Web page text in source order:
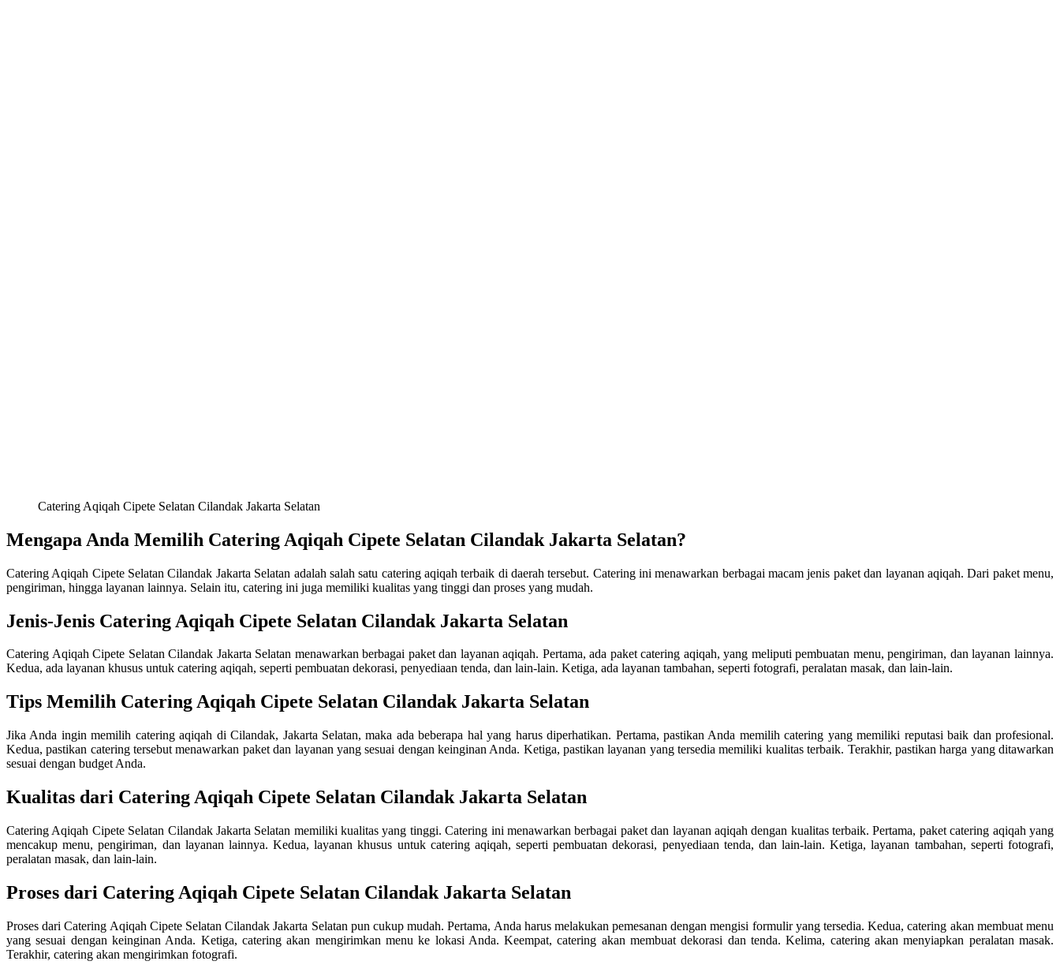
Catering Aqiqah Cipete Selatan Cilandak Jakarta Selatan
Mengapa Anda Memilih Catering Aqiqah Cipete Selatan Cilandak Jakarta Selatan?
Catering Aqiqah Cipete Selatan Cilandak Jakarta Selatan adalah salah satu catering aqiqah terbaik di daerah tersebut. Catering ini menawarkan berbagai macam jenis paket dan layanan aqiqah. Dari paket menu,
pengiriman, hingga layanan lainnya. Selain itu, catering ini juga memiliki kualitas yang tinggi dan proses yang mudah.
Jenis-Jenis Catering Aqiqah Cipete Selatan Cilandak Jakarta Selatan
Catering Aqiqah Cipete Selatan Cilandak Jakarta Selatan menawarkan berbagai paket dan layanan aqiqah. Pertama, ada paket catering aqiqah, yang meliputi pembuatan menu, pengiriman, dan layanan lainnya.
Kedua, ada layanan khusus untuk catering aqiqah, seperti pembuatan dekorasi, penyediaan tenda, dan lain-lain. Ketiga, ada layanan tambahan, seperti fotografi, peralatan masak, dan lain-lain.
Tips Memilih Catering Aqiqah Cipete Selatan Cilandak Jakarta Selatan
Jika Anda ingin memilih catering aqiqah di Cilandak, Jakarta Selatan, maka ada beberapa hal yang harus diperhatikan. Pertama, pastikan Anda memilih catering yang memiliki reputasi baik dan profesional.
Kedua, pastikan catering tersebut menawarkan paket dan layanan yang sesuai dengan keinginan Anda. Ketiga, pastikan layanan yang tersedia memiliki kualitas terbaik. Terakhir, pastikan harga yang ditawarkan
sesuai dengan budget Anda.
Kualitas dari Catering Aqiqah Cipete Selatan Cilandak Jakarta Selatan
Catering Aqiqah Cipete Selatan Cilandak Jakarta Selatan memiliki kualitas yang tinggi. Catering ini menawarkan berbagai paket dan layanan aqiqah dengan kualitas terbaik. Pertama, paket catering aqiqah yang
mencakup menu, pengiriman, dan layanan lainnya. Kedua, layanan khusus untuk catering aqiqah, seperti pembuatan dekorasi, penyediaan tenda, dan lain-lain. Ketiga, layanan tambahan, seperti fotografi,
peralatan masak, dan lain-lain.
Proses dari Catering Aqiqah Cipete Selatan Cilandak Jakarta Selatan
Proses dari Catering Aqiqah Cipete Selatan Cilandak Jakarta Selatan pun cukup mudah. Pertama, Anda harus melakukan pemesanan dengan mengisi formulir yang tersedia. Kedua, catering akan membuat menu
yang sesuai dengan keinginan Anda. Ketiga, catering akan mengirimkan menu ke lokasi Anda. Keempat, catering akan membuat dekorasi dan tenda. Kelima, catering akan menyiapkan peralatan masak.
Terakhir, catering akan mengirimkan fotografi.